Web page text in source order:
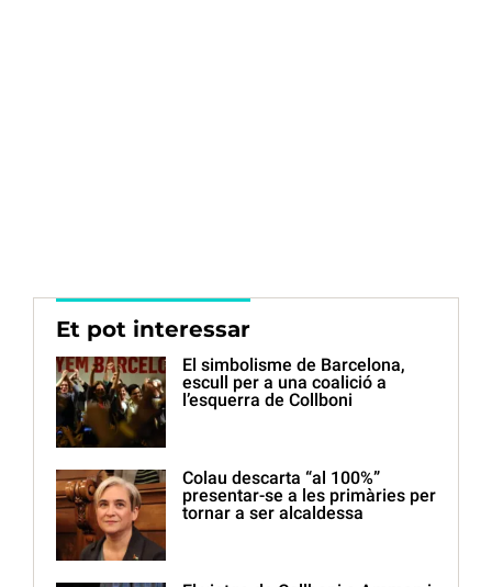
Et pot interessar
El simbolisme de Barcelona,
escull per a una coalició a
l’esquerra de Collboni
Colau descarta “al 100%”
presentar-se a les primàries per
tornar a ser alcaldessa